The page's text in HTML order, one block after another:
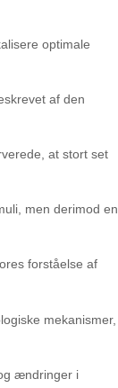
optimale
af den
at stort set
men derimod en
forståelse af
mekanismer,
ændringer i